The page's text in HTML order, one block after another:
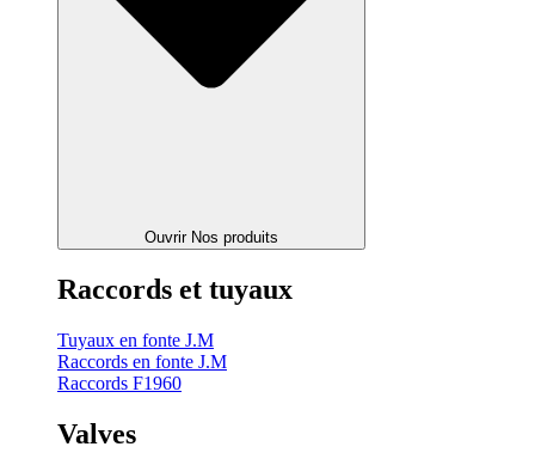
Ouvrir Nos produits
Raccords et tuyaux
Tuyaux en fonte J.M
Raccords en fonte J.M
Raccords F1960
Valves